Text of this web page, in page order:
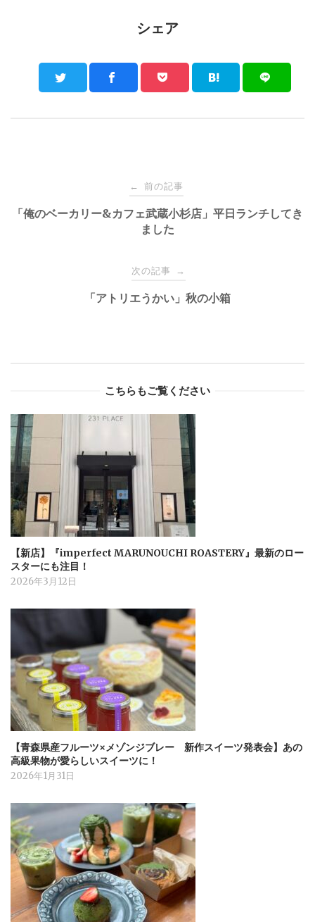
シェア
navigation
← 前の記事
「俺のベーカリー&カフェ武蔵小杉店」平日ランチしてき
ました
次の記事 →
「アトリエうかい」秋の小箱
こちらもご覧ください
【新店】『imperfect MARUNOUCHI ROASTERY』最新のロー
スターにも注目！
2026年3月12日
【青森県産フルーツ×メゾンジブレー 新作スイーツ発表会】あの
高級果物が愛らしいスイーツに！
2026年1月31日